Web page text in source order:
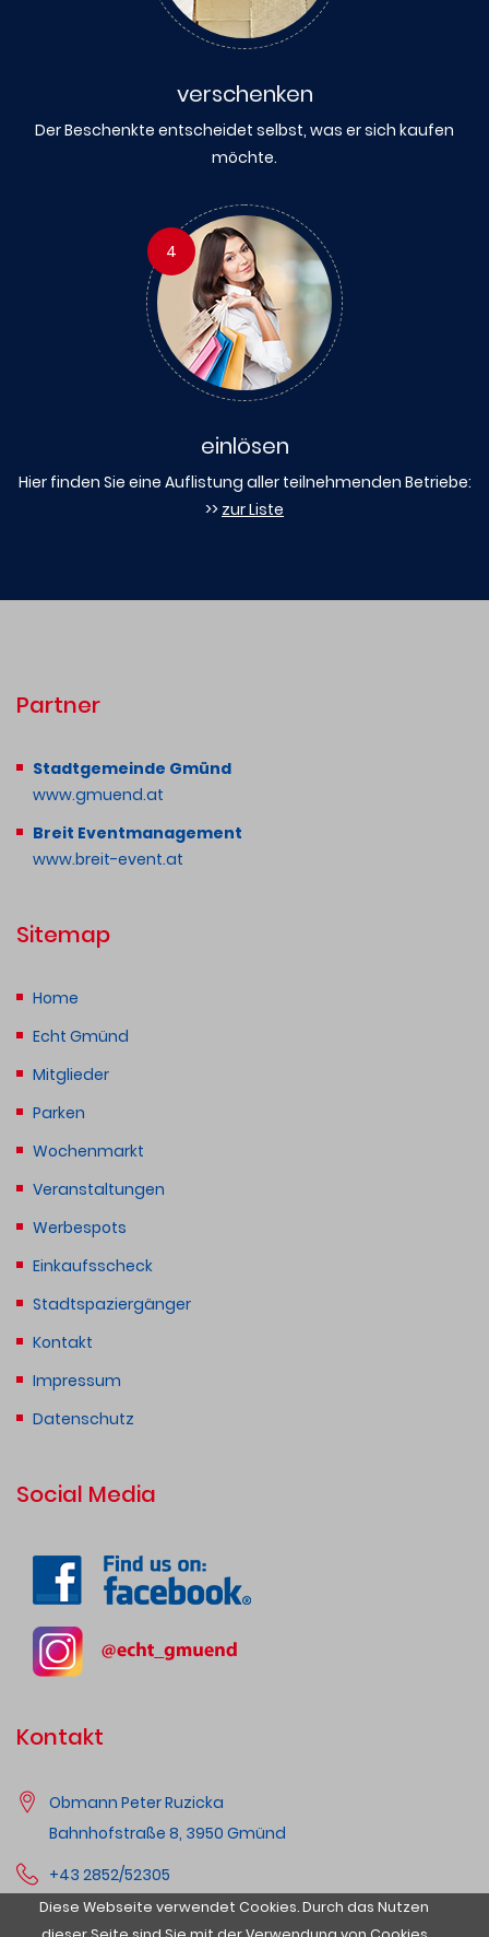
verschenken
Der Beschenkte entscheidet selbst, was er sich kaufen
möchte.
4
einlösen
Hier finden Sie eine Auflistung aller teilnehmenden Betriebe:
>> zur Liste
Partner
Stadtgemeinde Gmünd
www.gmuend.at
Breit Eventmanagement
www.breit-event.at
Sitemap
Home
Echt Gmünd
Mitglieder
Parken
Wochenmarkt
Veranstaltungen
Werbespots
Einkaufsscheck
Stadtspaziergänger
Kontakt
Impressum
Datenschutz
Social Media
Kontakt
Obmann Peter Ruzicka
Bahnhofstraße 8, 3950 Gmünd
+43 2852/52305
Email:info@echtgmuend.at
Diese Webseite verwendet Cookies. Durch das Nutzen